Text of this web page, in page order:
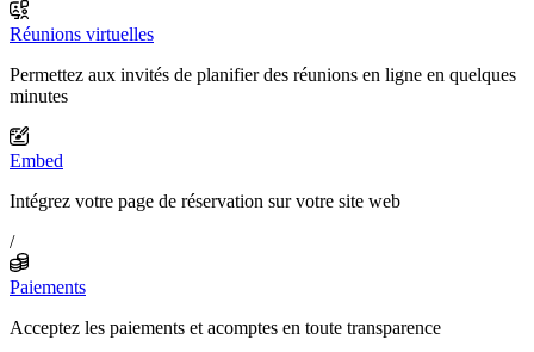
Réunions virtuelles
Permettez aux invités de planifier des réunions en ligne en quelques
minutes
Embed
Intégrez votre page de réservation sur votre site web
/
Paiements
Acceptez les paiements et acomptes en toute transparence